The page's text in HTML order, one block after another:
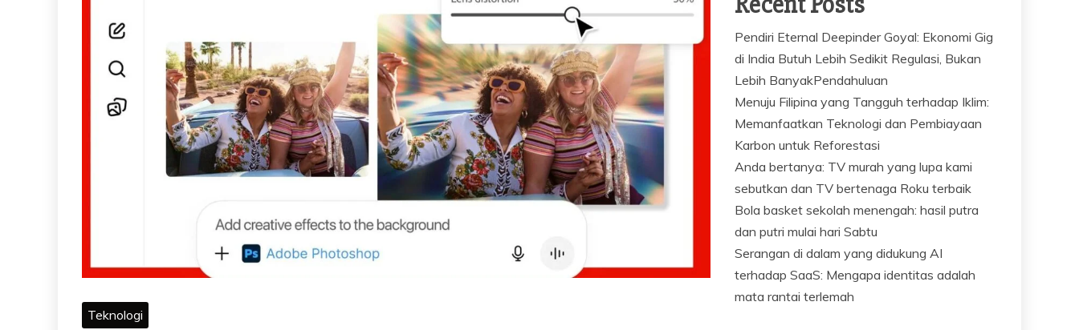
Teknologi
Pendiri Eternal Deepinder Goyal: Ekonomi Gig
di India Butuh Lebih Sedikit Regulasi, Bukan
Lebih BanyakPendahuluan
Menuju Filipina yang Tangguh terhadap Iklim:
Memanfaatkan Teknologi dan Pembiayaan
Karbon untuk Reforestasi
Anda bertanya: TV murah yang lupa kami
sebutkan dan TV bertenaga Roku terbaik
Bola basket sekolah menengah: hasil putra
dan putri mulai hari Sabtu
Serangan di dalam yang didukung AI
terhadap SaaS: Mengapa identitas adalah
mata rantai terlemah